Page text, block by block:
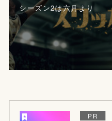
シーズン2は六月より
PR